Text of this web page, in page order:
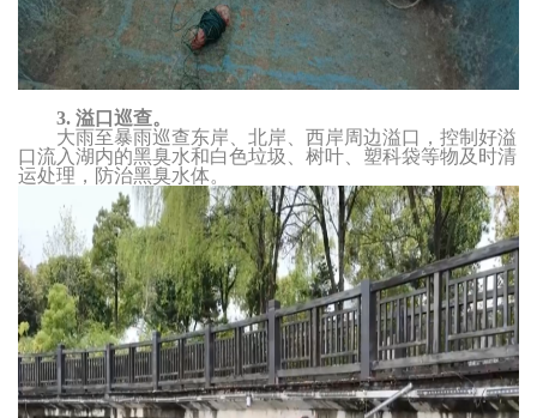
3. 溢口巡查。
大雨至暴雨巡查东岸、北岸、西岸周边溢口，控制好溢
口流入湖内的黑臭水和白色垃圾、树叶、塑科袋等物及时清
运处理，防治黑臭水体。